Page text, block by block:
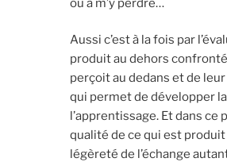
Aussi c’est à la fois par
produit au dehors
perçoit au dedans et de
qui permet de développer
l’apprentissage. Et dans ce
qualité de ce qui est
légèreté de l’échange